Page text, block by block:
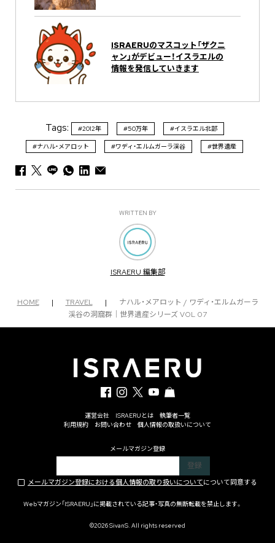
ISRAERUのマスコット「ザクニ
ャン」がデビュー！イスラエルの
情報を発信していきます
Tags: #2012年 #50万年 #イスラエル北部
#ナハル・メアロット #ワディ・エルムガーラ渓谷 #世界遺産
WRITTEN BY
ISRAERU 編集部
HOME | TRAVEL |
ナハル・メアロット / ワディ・エルムガーラ
渓谷の洞窟群｜世界遺産シリーズ VOL 07
運営会社 ISRAERUとは
執筆者一覧
利用規約
お問い合わせ 個人情報の取扱いについて
メールマガジン登録
メールマガジン登録における個人情報の取り扱いについてについて同意する
Webマガジン「ISRAERU」に掲載されている記事・写真の無断転載を禁止します。
©2026 SivanS. All rights reserved